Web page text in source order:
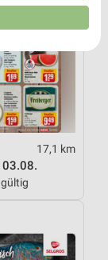
17,1 km
03.08.
und in die